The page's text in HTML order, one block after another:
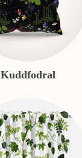
Kuddfodral